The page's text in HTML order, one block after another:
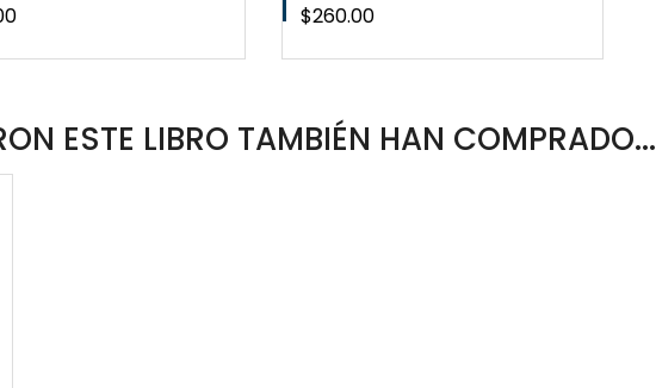
Precio
$260.00
ESTE LIBRO TAMBIÉN HAN COMPRADO...